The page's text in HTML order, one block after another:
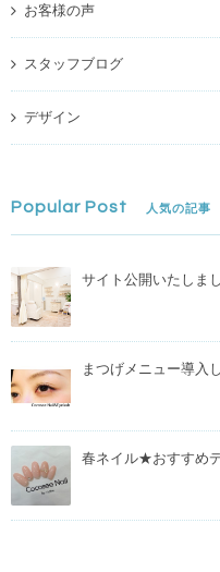
お客様の声
スタッフブログ
デザイン
Popular Post 人気の記事
サイト公開いたしま
まつげメニュー導入
春ネイル★おすすめ